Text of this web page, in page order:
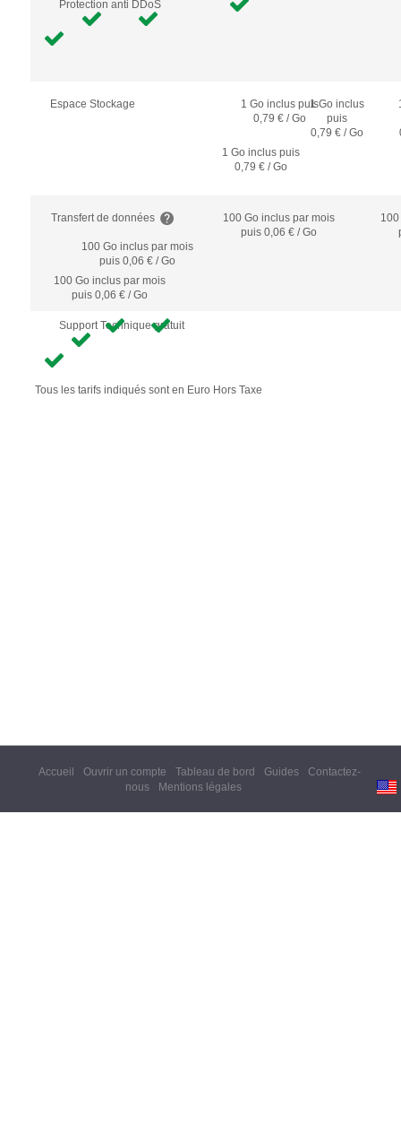
Protection anti DDoS
Espace Stockage
1 Go inclus puis
0,79 € / Go
1 Go inclus
puis
0,79 € / Go
1 Go inclus puis
0,79 € / Go
Transfert de données 100 Go incluspar mois
puis 0,06 € / Go
100 Go incluspar mois
puis 0,06 € / Go
100 Go inclus par mois
puis 0,06 € / Go
Support Technique gratuit
Tous les tarifs indiqués sont en Euro Hors Taxe
Accueil Ouvrir un compte Tableau de bord Guides
Contactez-
nous
Mentions légales